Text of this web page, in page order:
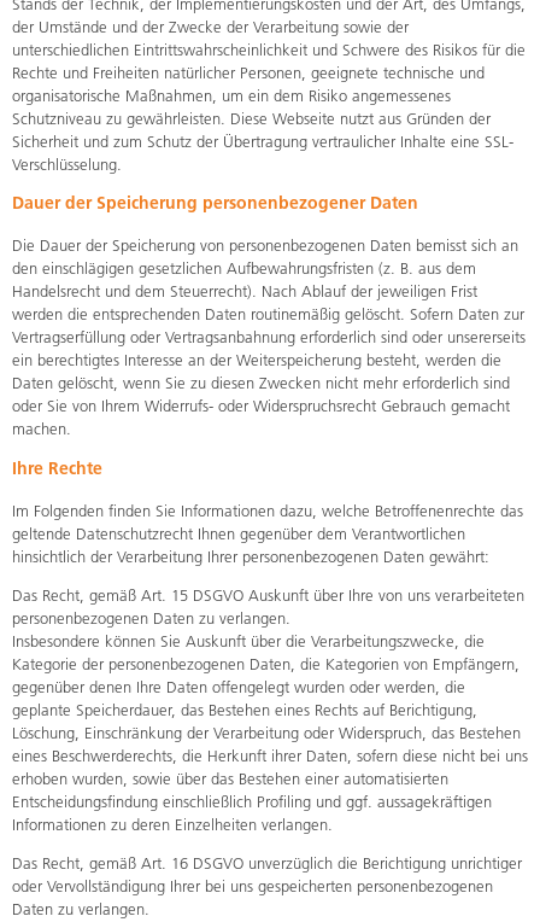
der Umstände und der Zwecke der Verarbeitung sowie der
unterschiedlichen Eintrittswahrscheinlichkeit und Schwere des Risikos für die
Rechte und Freiheiten natürlicher Personen, geeignete technische und
organisatorische Maßnahmen, um ein dem Risiko angemessenes
Schutzniveau zu gewährleisten. Diese Webseite nutzt aus Gründen der
Sicherheit und zum Schutz der Übertragung vertraulicher Inhalte eine SSL-
Verschlüsselung.
Dauer der Speicherung personenbezogener Daten
Die Dauer der Speicherung von personenbezogenen Daten bemisst sich an
den einschlägigen gesetzlichen Aufbewahrungsfristen (z. B. aus dem
Handelsrecht und dem Steuerrecht). Nach Ablauf der jeweiligen Frist
werden die entsprechenden Daten routinemäßig gelöscht. Sofern Daten zur
Vertragserfüllung oder Vertragsanbahnung erforderlich sind oder unsererseits
ein berechtigtes Interesse an der Weiterspeicherung besteht, werden die
Daten gelöscht, wenn Sie zu diesen Zwecken nicht mehr erforderlich sind
oder Sie von Ihrem Widerrufs- oder Widerspruchsrecht Gebrauch gemacht
machen.
Ihre Rechte
Im Folgenden finden Sie Informationen dazu, welche Betroffenenrechte das
geltende Datenschutzrecht Ihnen gegenüber dem Verantwortlichen
hinsichtlich der Verarbeitung Ihrer personenbezogenen Daten gewährt:
Das Recht, gemäß Art. 15 DSGVO Auskunft über Ihre von uns verarbeiteten
personenbezogenen Daten zu verlangen.
Insbesondere können Sie Auskunft über die Verarbeitungszwecke, die
Kategorie der personenbezogenen Daten, die Kategorien von Empfängern,
gegenüber denen Ihre Daten offengelegt wurden oder werden, die
geplante Speicherdauer, das Bestehen eines Rechts auf Berichtigung,
Löschung, Einschränkung der Verarbeitung oder Widerspruch, das Bestehen
eines Beschwerderechts, die Herkunft ihrer Daten, sofern diese nicht bei uns
erhoben wurden, sowie über das Bestehen einer automatisierten
Entscheidungsfindung einschließlich Profiling und ggf. aussagekräftigen
Informationen zu deren Einzelheiten verlangen.
Das Recht, gemäß Art. 16 DSGVO unverzüglich die Berichtigung unrichtiger
oder Vervollständigung Ihrer bei uns gespeicherten personenbezogenen
Daten zu verlangen.